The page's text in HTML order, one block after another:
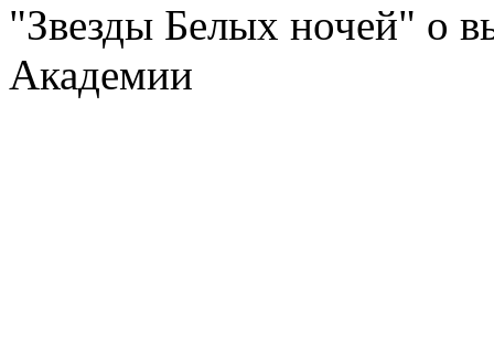
"Звезды Белых ночей" о
Академии